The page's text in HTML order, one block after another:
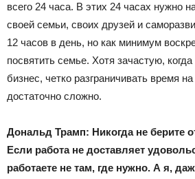
всего 24 часа. В этих 24 часах нужно
своей семьи, своих друзей и
12 часов в день, но как минимум
посвятить семье. Хотя зачастую,
бизнес, четко разграничивать время
достаточно сложно.
Дональд Трамп: Никогда не берите
Если работа не доставляет
работаете не там, где нужно. А я,